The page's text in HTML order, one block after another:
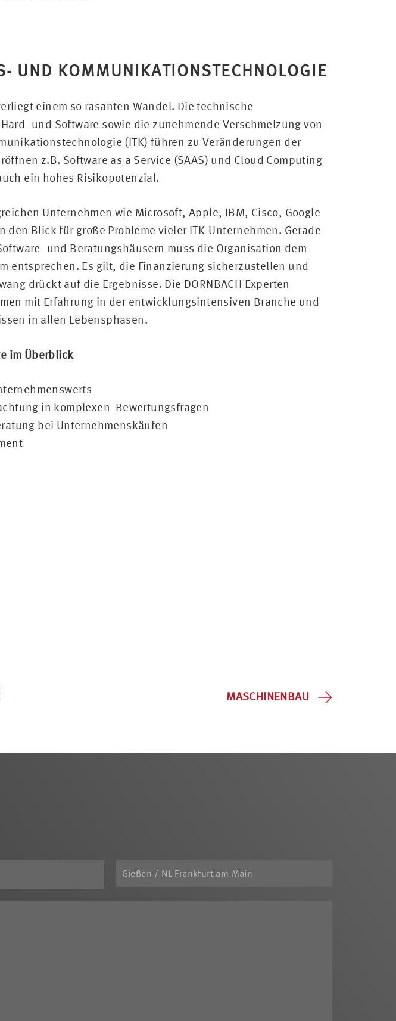
UND KOMMUNIKATIONSTECHNOLOGIE
einem so rasanten Wandel. Die technische
und Software sowie die zunehmende Verschmelzung von
(ITK) führen zu Veränderungen der
z.B. Software as a Service (SAAS) und Cloud Computing
ein hohes Risikopotenzial.
Unternehmen wie Microsoft, Apple, IBM, Cisco, Google
den Blick für große Probleme vieler ITK-Unternehmen. Gerade
und Beratungshäusern muss die Organisation dem
entsprechen. Es gilt, die Finanzierung sicherzustellen und
drückt auf die Ergebnisse. Die DORNBACH Experten
mit Erfahrung in der entwicklungsintensiven Branche und
in allen Lebensphasen.
im Überblick
in komplexen Bewertungsfragen
bei Unternehmenskäufen
MASCHINENBAU